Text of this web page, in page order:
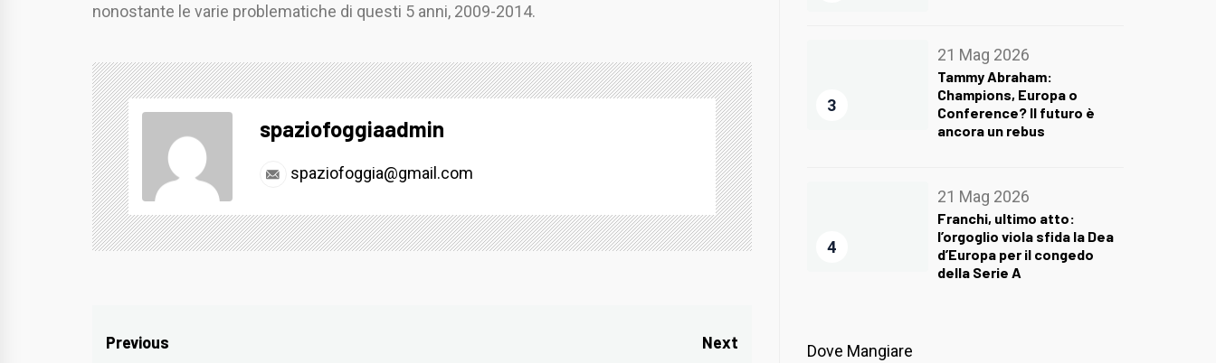
nonostante le varie problematiche di questi 5 anni, 2009-2014.
spaziofoggiaadmin
spaziofoggia@gmail.com
Navigazione
Previous Next
3
21 Mag 2026
Tammy Abraham:
Champions, Europa o
Conference? Il futuro è
ancora un rebus
4
21 Mag 2026
Franchi, ultimo atto:
l’orgoglio viola sfida la Dea
d’Europa per il congedo
della Serie A
Dove Mangiare